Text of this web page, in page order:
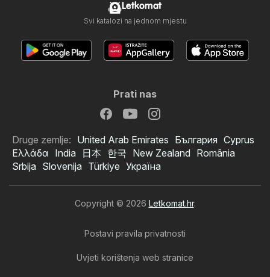
Letkomat
Svi katalozi na jednom mjestu
Prati nas
Druge zemlje: United Arab Emirates България Cyprus
Ελλάδα India 日本 한국 New Zealand România
Srbija Slovenija Türkiye Україна
Copyright © 2026 Letkomat.hr.
Postavi pravila privatnosti
Uvjeti korištenja web stranice